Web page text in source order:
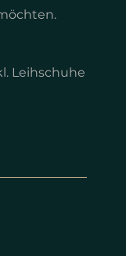
Leihschuhe